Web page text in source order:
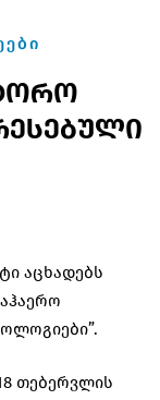
აცხადებს
თებერვლის